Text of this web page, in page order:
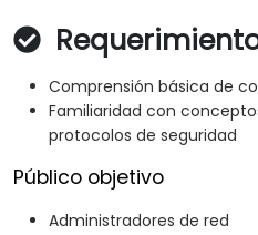
Comprensión básica de
Familiaridad con
protocolos de seguridad
Público objetivo
Administradores de red